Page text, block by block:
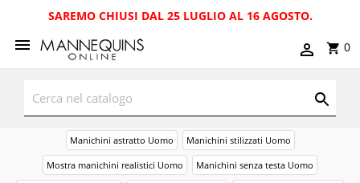
SAREMO CHIUSI DAL 25 LUGLIO AL 16 AGOSTO.
0
Manichini astratto Uomo Manichini stilizzati Uomo
Mostra manichini realistici Uomo Manichini senza testa Uomo